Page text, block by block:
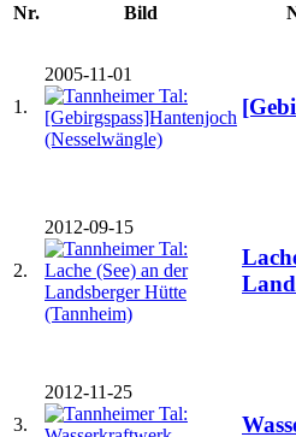
Nr. Bild
1.
2005-11-01
2.
2012-09-15
3.
2012-11-25